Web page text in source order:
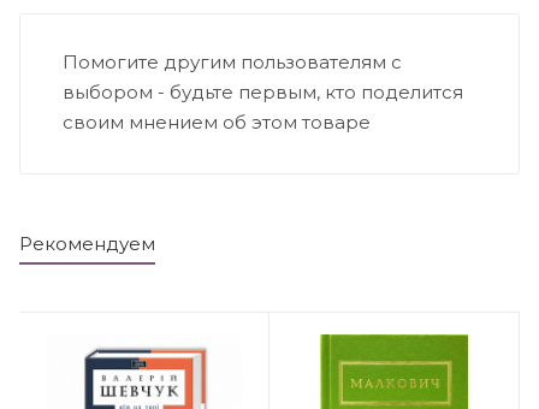
Помогите другим пользователям с
выбором - будьте первым, кто поделится
своим мнением об этом товаре
Рекомендуем